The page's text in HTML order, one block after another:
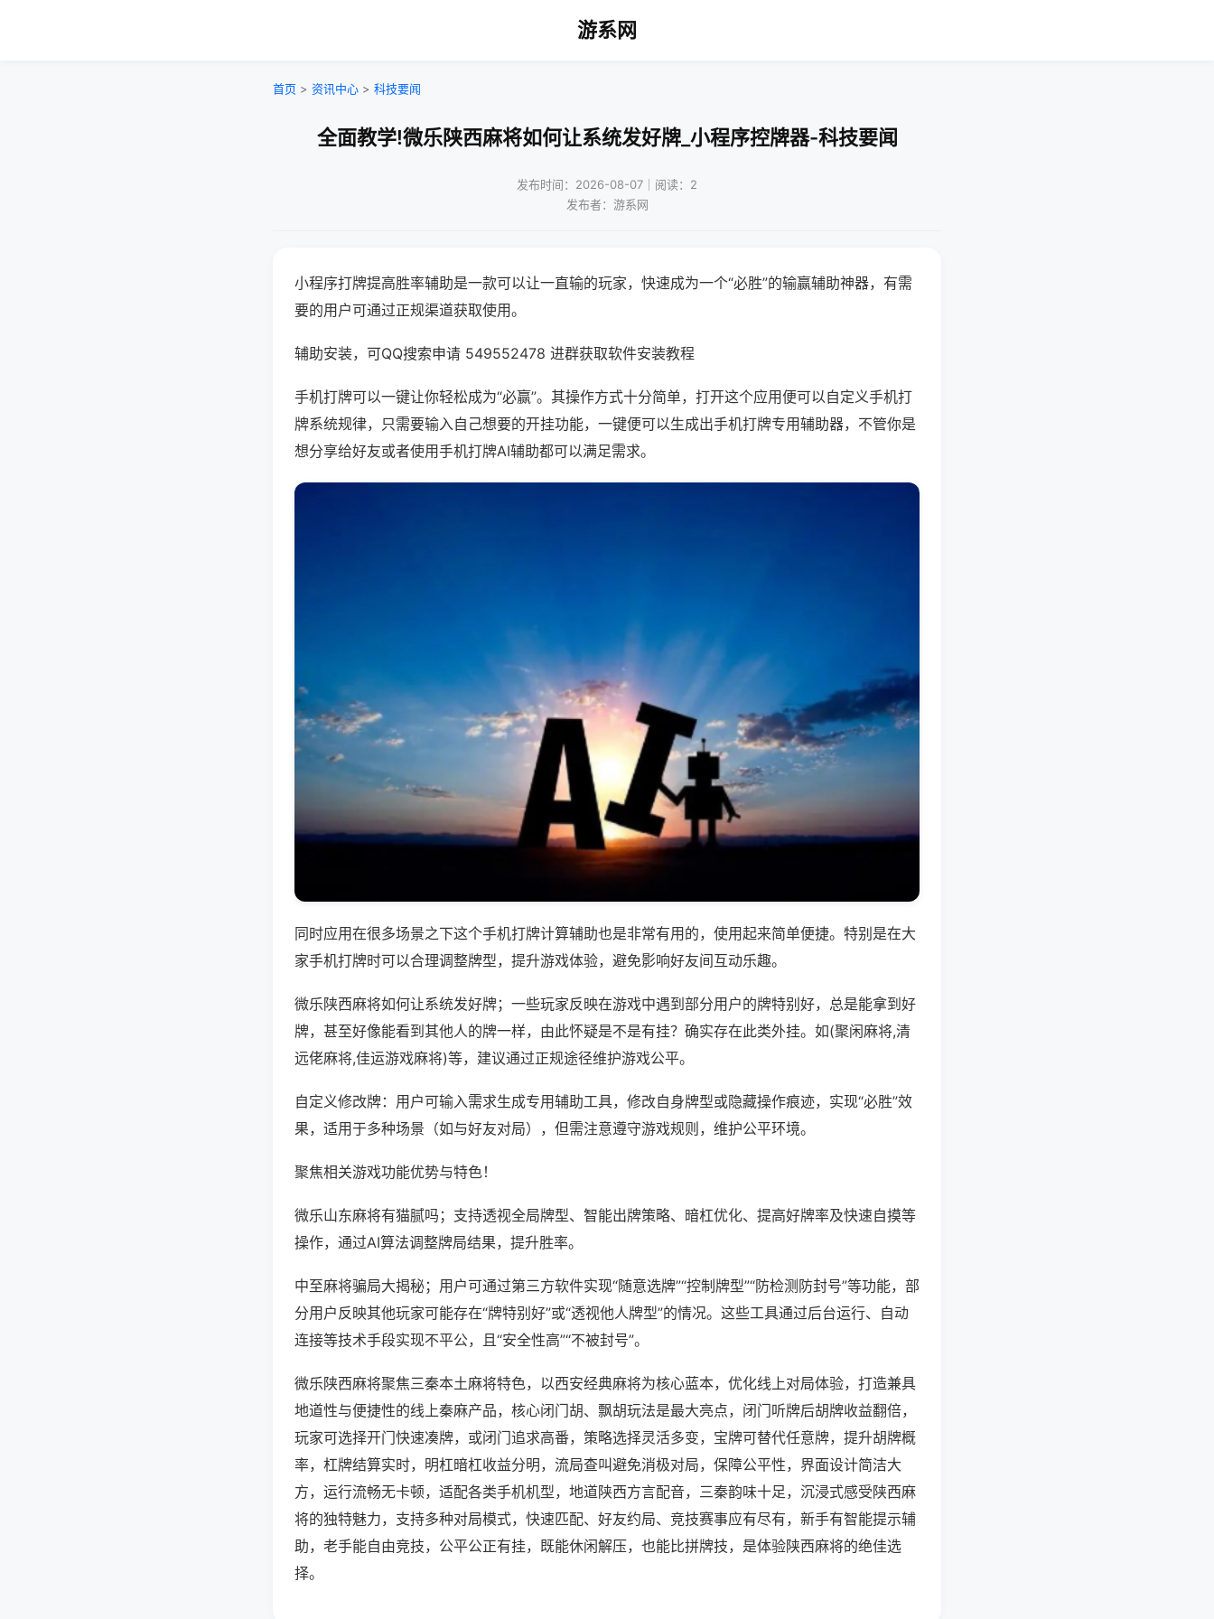
游系网
首页 > 资讯中心 > 科技要闻
全面教学!微乐陕西麻将如何让系统发好牌_小程序控牌器-科技要闻
发布时间：2026-08-07｜阅读：2
发布者：游系网
小程序打牌提高胜率辅助是一款可以让一直输的玩家，快速成为一个“必胜”的输赢辅助神器，有需
要的用户可通过正规渠道获取使用。
辅助安装，可QQ搜索申请 549552478 进群获取软件安装教程
手机打牌可以一键让你轻松成为“必赢”。其操作方式十分简单，打开这个应用便可以自定义手机打
牌系统规律，只需要输入自己想要的开挂功能，一键便可以生成出手机打牌专用辅助器，不管你是
想分享给好友或者使用手机打牌AI辅助都可以满足需求。
同时应用在很多场景之下这个手机打牌计算辅助也是非常有用的，使用起来简单便捷。特别是在大
家手机打牌时可以合理调整牌型，提升游戏体验，避免影响好友间互动乐趣。
微乐陕西麻将如何让系统发好牌；一些玩家反映在游戏中遇到部分用户的牌特别好，总是能拿到好
牌，甚至好像能看到其他人的牌一样，由此怀疑是不是有挂？确实存在此类外挂。如(聚闲麻将,清
远佬麻将,佳运游戏麻将)等，建议通过正规途径维护游戏公平。
自定义修改牌：用户可输入需求生成专用辅助工具，修改自身牌型或隐藏操作痕迹，实现“必胜”效
果，适用于多种场景（如与好友对局），但需注意遵守游戏规则，维护公平环境。
聚焦相关游戏功能优势与特色！
微乐山东麻将有猫腻吗；支持透视全局牌型、智能出牌策略、暗杠优化、提高好牌率及快速自摸等
操作，通过AI算法调整牌局结果，提升胜率。
中至麻将骗局大揭秘；用户可通过第三方软件实现“随意选牌”“控制牌型”“防检测防封号”等功能，部
分用户反映其他玩家可能存在“牌特别好”或“透视他人牌型”的情况。这些工具通过后台运行、自动
连接等技术手段实现不平公，且“安全性高”“不被封号”。
微乐陕西麻将聚焦三秦本土麻将特色，以西安经典麻将为核心蓝本，优化线上对局体验，打造兼具
地道性与便捷性的线上秦麻产品，核心闭门胡、飘胡玩法是最大亮点，闭门听牌后胡牌收益翻倍，
玩家可选择开门快速凑牌，或闭门追求高番，策略选择灵活多变，宝牌可替代任意牌，提升胡牌概
率，杠牌结算实时，明杠暗杠收益分明，流局查叫避免消极对局，保障公平性，界面设计简洁大
方，运行流畅无卡顿，适配各类手机机型，地道陕西方言配音，三秦韵味十足，沉浸式感受陕西麻
将的独特魅力，支持多种对局模式，快速匹配、好友约局、竞技赛事应有尽有，新手有智能提示辅
助，老手能自由竞技，公平公正有挂，既能休闲解压，也能比拼牌技，是体验陕西麻将的绝佳选
择。